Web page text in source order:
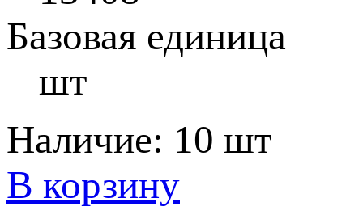
Базовая единица
шт
Наличие: 10 шт
В корзину